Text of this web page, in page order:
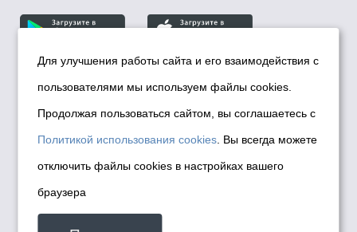
© Департамент информационной политики мэрии
города Новосибирска, 2026
Политика использования Cookies
Политика по обработке персональных
данных в информационных системах
мэрии города Новосибирска
Для улучшения работы сайта и его взаимодействия с
пользователями мы используем файлы cookies.
Продолжая пользоваться сайтом, вы соглашаетесь с
Политикой использования cookies . Вы всегда можете
отключить файлы cookies в настройках вашего
браузера